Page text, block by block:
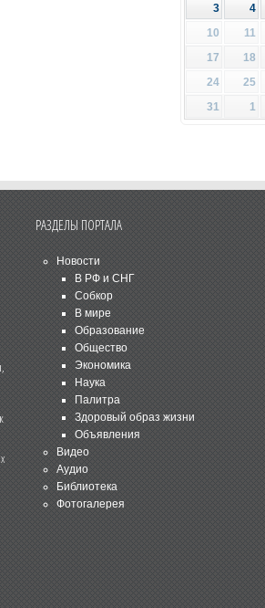
3
4
10
11
17
18
24
25
31
1
РАЗДЕЛЫ ПОРТАЛА
Новости
В РФ и СНГ
Собкор
В мире
Образование
Общество
Экономика
Наука
Палитра
Здоровый образ жизни
Объявления
Видео
Аудио
Библиотека
Фотогалерея